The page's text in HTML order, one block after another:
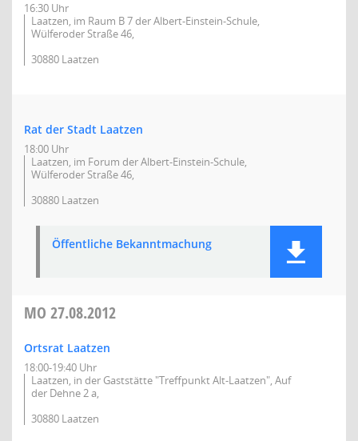
16:30 Uhr
Laatzen, im Raum B 7 der Albert-Einstein-Schule,
Wülferoder Straße 46,
30880 Laatzen
Rat der Stadt Laatzen
18:00 Uhr
Laatzen, im Forum der Albert-Einstein-Schule,
Wülferoder Straße 46,
30880 Laatzen
Öffentliche Bekanntmachung
MO 27.08.2012
Ortsrat Laatzen
18:00-19:40 Uhr
Laatzen, in der Gaststätte "Treffpunkt Alt-Laatzen", Auf
der Dehne 2 a,
30880 Laatzen